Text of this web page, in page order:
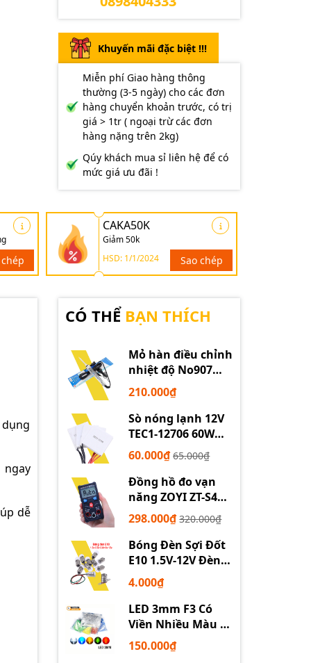
Khuyến mãi đặc biệt !!!
Miễn phí Giao hàng thông
thường (3-5 ngày) cho các đơn
hàng chuyển khoản trước, có trị
giá > 1tr ( ngoại trừ các đơn
hàng nặng trên 2kg)
Qúy khách mua sỉ liên hệ để có
mức giá ưu đãi !
CAKA50K
Giảm 50k
HSD: 1/1/2024
Sao chép
dễ
CÓ THỂ BẠN THÍCH
Mỏ hàn điều chỉnh
nhiệt độ No907
60W 220V loại tốt
210.000₫
Sò nóng lạnh 12V
TEC1-12706 60W
12710 100W 12715
150W
60.000₫ 65.000₫
Đồng hồ đo vạn
năng ZOYI ZT-S4
tự động
298.000₫ 320.000₫
Bóng Đèn Sợi Đốt
E10 1.5V-12V Đèn
Thí Nghiệm STEM
4.000₫
LED 3mm F3 Có
Viền Nhiều Màu –
Trắng Đỏ Xanh
Dương Lục Vàng
150.000₫